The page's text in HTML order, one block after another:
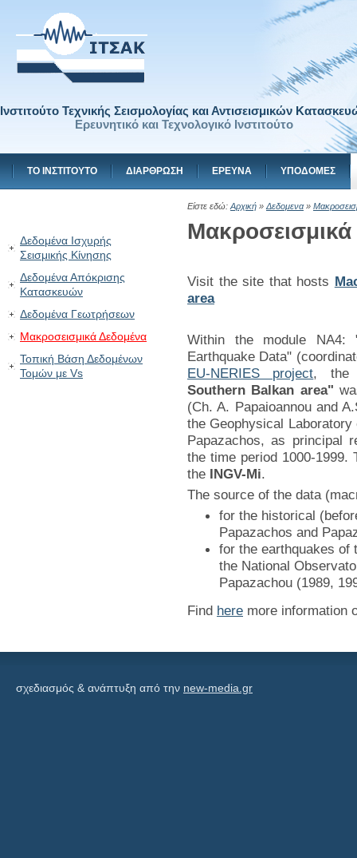
Ινστιτούτο Τεχνικής Σεισμολογίας και Αντισεισμικών
Ερευνητικό και Τεχνολογικό Ινστιτούτο
ΤΟ ΙΝΣΤΙΤΟΥΤΟ ΔΙΑΡΘΡΩΣΗ ΕΡΕΥΝΑ ΥΠΟΔΟΜΕΣ
Δεδομένα Ισχυρής
Σεισμικής Κίνησης
Δεδομένα Απόκρισης
Κατασκευών
Δεδομένα Γεωτρήσεων
Μακροσεισμικά Δεδομένα
Τοπική Βάση Δεδομένων
Τομών με Vs
Είστε εδώ: Αρχική » Δεδομενα»
Visit the site that hosts
area
Within the module NA4:
Earthquake Data"
EU-NERIES project,
Southern Balkan area"
(Ch. A. Papaioannou and
the Geophysical
Papazachos, as principal
the time period 1000-1999.
the INGV-Mi.
The source of the data
for the historical
Papazachos and
for the earthquakes of
the National
Papazachou (1989,
Find here more information
σχεδιασμός & ανάπτυξη από την new-media.gr